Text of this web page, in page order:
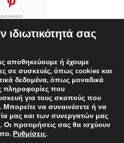
pinterest
Η ΟΜΑΔΑ ΜΑΣ
|Theme: edweek.gr
ιδιωτικότητά σας
αποθηκεύουμε ή έχουμε
σε συσκευές, όπως cookies και
δεδομένα, όπως μοναδικά
πληροφορίες που
για τους σκοπούς που
να συναινέσετε ή να
μας και των συνεργατών μας
προτιμήσεις σας θα ισχύουν
Ρυθμίσεις.